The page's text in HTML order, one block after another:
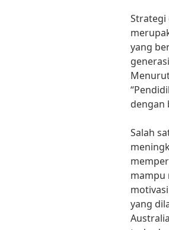
Strategi
yang
dengan
Salah
mampu
yang